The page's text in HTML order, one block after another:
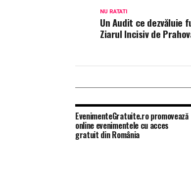
NU RATATI
Un Audit ce dezvăluie
Ziarul Incisiv de
EvenimenteGratuite.ro promovează
online evenimentele cu acces
gratuit din România